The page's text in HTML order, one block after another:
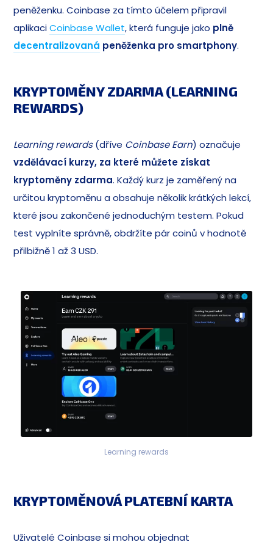
peněženku. Coinbase za tímto účelem připravil
aplikaciCoinbase Wallet, která funguje jako plně
decentralizovaná peněženka pro smartphony.
KRYPTOMĚNY ZDARMA (LEARNING
REWARDS)
Learning rewards(dříve Coinbase Earn) označuje
vzdělávací kurzy, za které můžete získat
kryptoměny zdarma. Každý kurz je zaměřený na
určitou kryptoměnu a obsahuje několik krátkých lekcí,
které jsou zakončené jednoduchým testem. Pokud
test vyplníte správně, obdržíte pár coinů v hodnotě
přilbižně 1 až 3 USD.
Learning rewards
KRYPTOMĚNOVÁ PLATEBNÍ KARTA
Uživatelé Coinbase si mohou objednat